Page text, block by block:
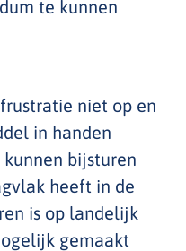
te kunnen
niet op en
in handen
bijsturen
heeft in de
is op landelijk
gemaakt